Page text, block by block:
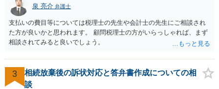
泉 亮介 弁護士
支払いの費目等については税理士の先生や会計士の先生にご相談され
た方が良いかと思われます。 顧問税理士の方がいらっしゃれば、まず
相談されてみると良いでしょう。
3
相続放棄後の訴状対応と答弁書作成についての相
談